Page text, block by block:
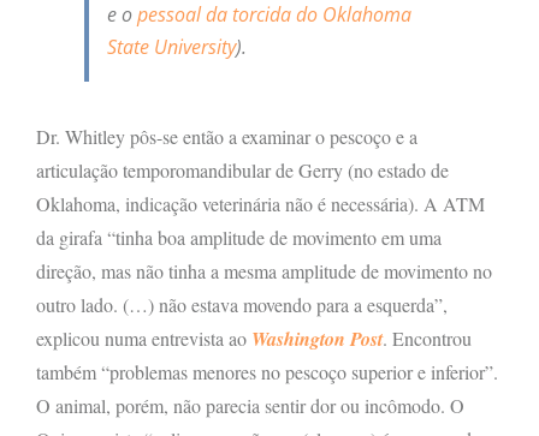
e opessoal da torcida do Oklahoma
State University).
Dr. Whitley pôs-se então a examinar o pescoço e a
articulação temporomandibular de Gerry (no estado de
Oklahoma, indicação veterinária não é necessária). A ATM
da girafa “tinha boa amplitude de movimento em uma
direção, mas não tinha a mesma amplitude de movimento no
outro lado. (…) não estava movendo para a esquerda”,
explicou numa entrevista ao Washington Post. Encontrou
também “problemas menores no pescoço superior e inferior”.
O animal, porém, não parecia sentir dor ou incômodo. O